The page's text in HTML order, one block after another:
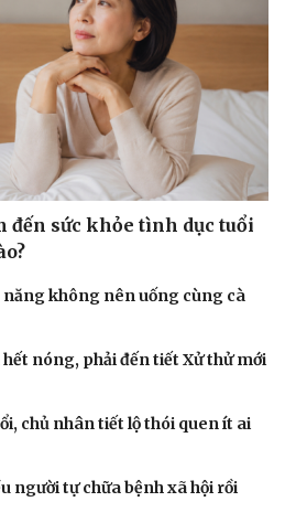
đến sức khỏe tình dục tuổi
năng không nên uống cùng cà
nóng, phải đến tiết Xử thử mới
chủ nhân tiết lộ thói quen ít ai
người tự chữa bệnh xã hội rồi